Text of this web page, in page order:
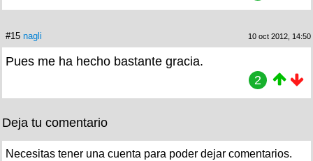
#15 nagli 10 oct 2012, 14:50
Pues me ha hecho bastante gracia.
2
Deja tu comentario
Necesitas tener una cuenta para poder dejar comentarios.